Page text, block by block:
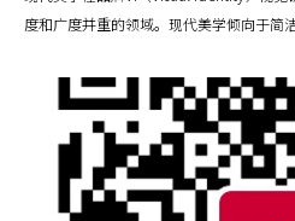
度和广度并重的领域。现代美学倾向于简
识别、易于记忆的视觉形象。